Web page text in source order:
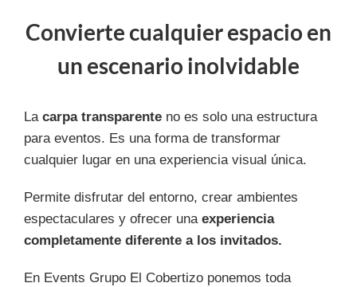
Convierte cualquier espacio en
un escenario inolvidable
La carpa transparenteno es solo una estructura
para eventos. Es una forma de transformar
cualquier lugar en una experiencia visual única.
Permite disfrutar del entorno, crear ambientes
espectaculares y ofrecer una experiencia
completamente diferente a los invitados.
En Events Grupo El Cobertizo ponemos toda